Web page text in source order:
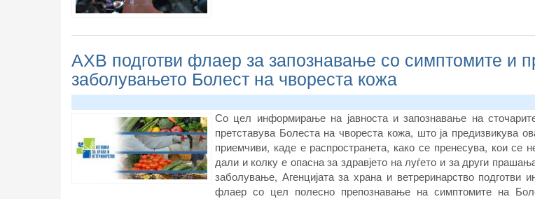
АХВ подготви флаер за запознавање со симптомите и
заболувањето Болест на чвореста кожа
Со цел информирање на јавноста и запознавање на
претставува Болеста на чвореста кожа, што ја предизвикува
приемчиви, каде е распространета, како се пренесува, кои се
дали и колку е опасна за здравјето на луѓето и за други
заболување, Агенцијата за храна и ветреринарство подготви
флаер со цел полесно препознавање на симптомите на